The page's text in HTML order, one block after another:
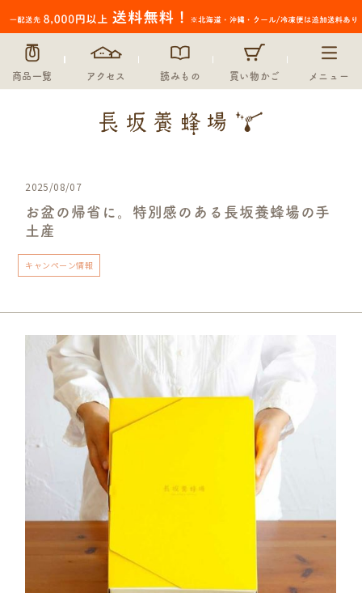
商品一覧 アクセス 読みもの 買い物かご メニュー
2025/08/07
お盆の帰省に。特別感のある長坂養蜂場の手
土産
キャンペーン情報